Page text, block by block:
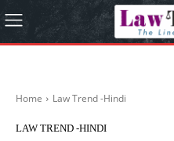
Home Law Trend -Hindi
LAW TREND -HINDI